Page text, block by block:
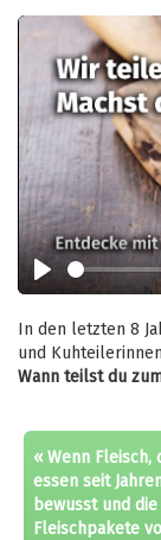
Play
In den letzten 8
und
Wann teilst du
« Wenn Fleisch,
essen seit
bewusst und die
Fleischpakete